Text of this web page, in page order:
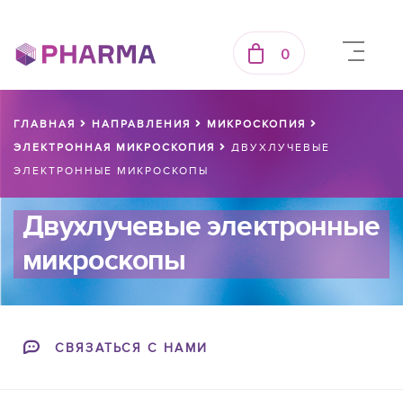
0
ГЛАВНАЯ НАПРАВЛЕНИЯ
МИКРОСКОПИЯ
ЭЛЕКТРОННАЯ МИКРОСКОПИЯ
ДВУХЛУЧЕВЫЕ
ЭЛЕКТРОННЫЕ МИКРОСКОПЫ
Двухлучевые электронные
микроскопы
СВЯЗАТЬСЯ С НАМИ